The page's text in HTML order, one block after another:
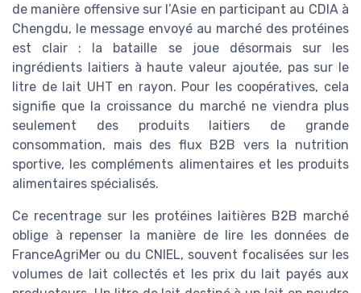
de manière offensive sur l’Asie en participant au CDIA à
Chengdu, le message envoyé au marché des protéines
est clair : la bataille se joue désormais sur les
ingrédients laitiers à haute valeur ajoutée, pas sur le
litre de lait UHT en rayon. Pour les coopératives, cela
signifie que la croissance du marché ne viendra plus
seulement des produits laitiers de grande
consommation, mais des flux B2B vers la nutrition
sportive, les compléments alimentaires et les produits
alimentaires spécialisés.
Ce recentrage sur les protéines laitières B2B marché
oblige à repenser la manière de lire les données de
FranceAgriMer ou du CNIEL, souvent focalisées sur les
volumes de lait collectés et les prix du lait payés aux